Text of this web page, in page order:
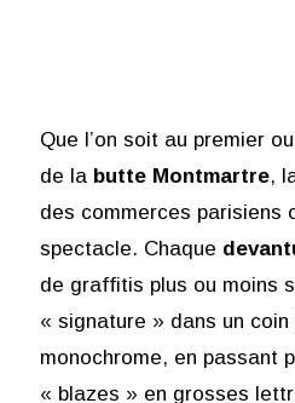
Que l’on soit au premier
de la butte Montmartre,
des commerces parisiens
spectacle. Chaque
de graffitis plus ou moins
« signature » dans un
monochrome, en passant
« blazes » en grosses